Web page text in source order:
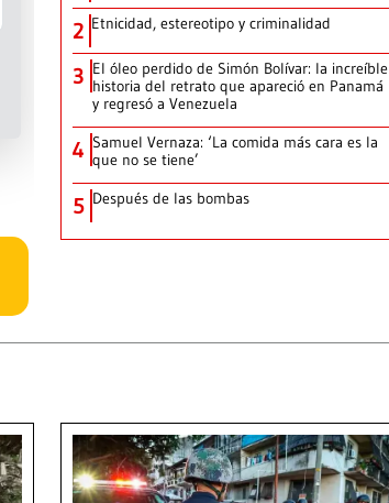
2 Etnicidad, estereotipo y criminalidad
3 El óleo perdido de Simón Bolívar: la increíble
historia del retrato que apareció en Panamá
y regresó a Venezuela
4 Samuel Vernaza: ‘La comida más cara es la
que no se tiene’
5 Después de las bombas